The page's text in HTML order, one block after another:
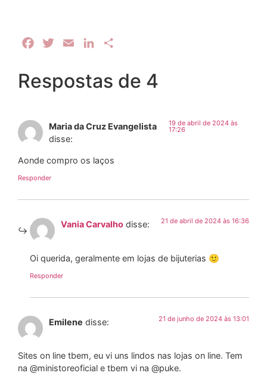
FacebookTwitterEmail LinkedIn
Respostas de 4
Maria da Cruz Evangelista
disse:
19 de abril de 2024 às
17:26
Aonde compro os laços
Responder
Vania Carvalho disse: 21 de abril de 2024 às 16:36
Oi querida, geralmente em lojas de bijuterias 🙂
Responder
Emilene disse: 21 de junho de 2024 às 13:01
Sites on line tbem, eu vi uns lindos nas lojas on line. Tem
na @ministoreoficial e tbem vi na @puke.